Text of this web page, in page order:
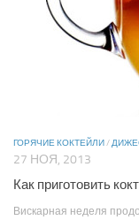
ГОРЯЧИЕ КОКТЕЙЛИ /
27 НОЯ, 2013
Как приготовить
Вискарная неделя